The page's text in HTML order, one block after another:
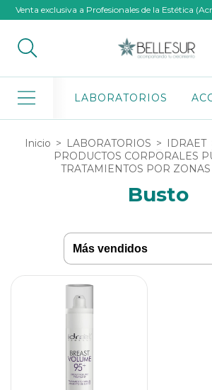
Venta exclusiva a Profesionales de la Estética
LABORATORIOS
Inicio > LABORATORIOS > IDRAET
PRODUCTOS CORPORALES
TRATAMIENTOS POR ZONAS
Busto